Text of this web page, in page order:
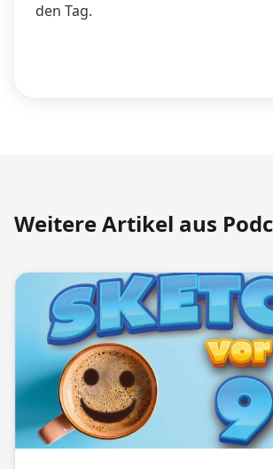
den Tag.
Weitere Artikel aus